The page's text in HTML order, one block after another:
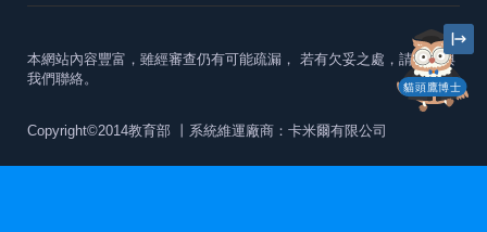
貓頭鷹博士
本網站內容豐富，雖經審查仍有可能疏漏， 若有欠妥之處，請隨時與
我們聯絡。
Copyright©2014教育部 丨系統維運廠商：卡米爾有限公司